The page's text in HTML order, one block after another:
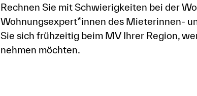
Rechnen Sie mit Schwierigkeiten bei der
Wohnungsexpert*innen des Mieterinnen-
Sie sich frühzeitig beim MV Ihrer Region,
nehmen möchten.